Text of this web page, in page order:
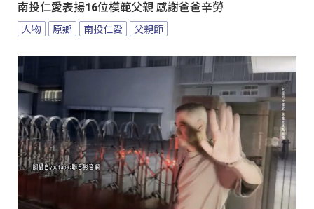
南投仁愛表揚16位模範父親 感謝爸爸辛勞
人物 原鄉 南投仁愛 父親節